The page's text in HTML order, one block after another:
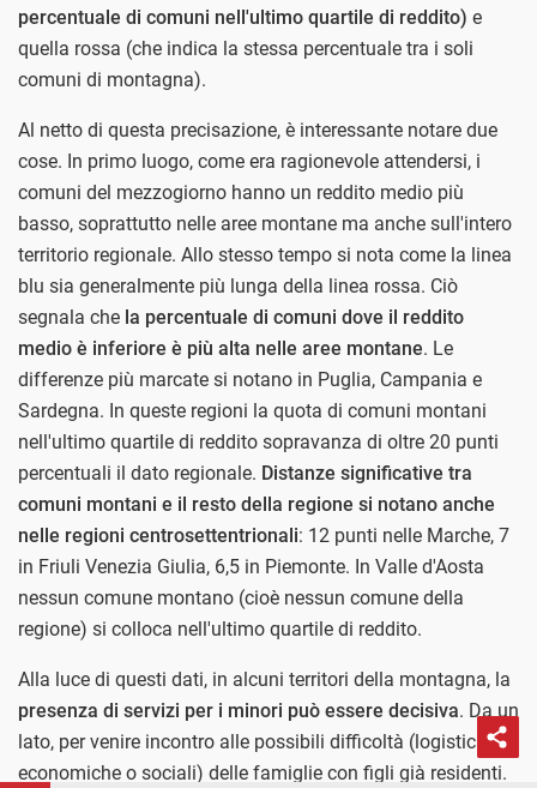
percentuale di comuni nell'ultimo quartile di reddito) e
quella rossa (che indica la stessa percentuale tra i soli
comuni di montagna).
Al netto di questa precisazione, è interessante notare due
cose. In primo luogo, come era ragionevole attendersi, i
comuni del mezzogiorno hanno un reddito medio più
basso, soprattutto nelle aree montane ma anche sull'intero
territorio regionale. Allo stesso tempo si nota come la linea
blu sia generalmente più lunga della linea rossa. Ciò
segnala che la percentuale di comuni dove il reddito
medio è inferiore è più alta nelle aree montane. Le
differenze più marcate si notano in Puglia, Campania e
Sardegna. In queste regioni la quota di comuni montani
nell'ultimo quartile di reddito sopravanza di oltre 20 punti
percentuali il dato regionale. Distanze significative tra
comuni montani e il resto della regione si notano anche
nelle regioni centrosettentrionali: 12 punti nelle Marche, 7
in Friuli Venezia Giulia, 6,5 in Piemonte. In Valle d'Aosta
nessun comune montano (cioè nessun comune della
regione) si colloca nell'ultimo quartile di reddito.
Alla luce di questi dati, in alcuni territori della montagna, la
presenza di servizi per i minori può essere decisiva. Da un
lato, per venire incontro alle possibili difficoltà (logistiche,
economiche o sociali) delle famiglie con figli già residenti.